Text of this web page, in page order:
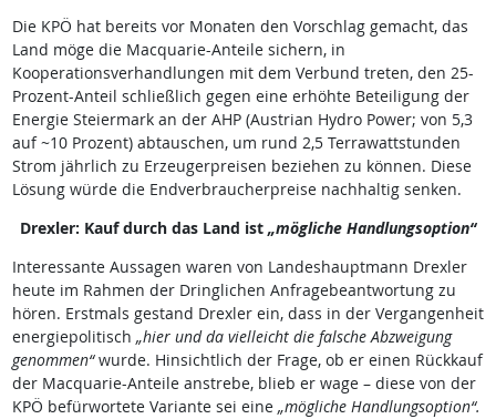
Die KPÖ hat bereits vor Monaten den Vorschlag gemacht, das
Land möge die Macquarie-Anteile sichern, in
Kooperationsverhandlungen mit dem Verbund treten, den 25-
Prozent-Anteil schließlich gegen eine erhöhte Beteiligung der
Energie Steiermark an der AHP (Austrian Hydro Power; von 5,3
auf ~10 Prozent) abtauschen, um rund 2,5 Terrawattstunden
Strom jährlich zu Erzeugerpreisen beziehen zu können. Diese
Lösung würde die Endverbraucherpreise nachhaltig senken.
Drexler: Kauf durch das Land ist „mögliche Handlungsoption“
Interessante Aussagen waren von Landeshauptmann Drexler
heute im Rahmen der Dringlichen Anfragebeantwortung zu
hören. Erstmals gestand Drexler ein, dass in der Vergangenheit
energiepolitisch „hier und da vielleicht die falsche Abzweigung
genommen“wurde. Hinsichtlich der Frage, ob er einen Rückkauf
der Macquarie-Anteile anstrebe, blieb er wage – diese von der
KPÖ befürwortete Variante sei eine „mögliche Handlungsoption“.